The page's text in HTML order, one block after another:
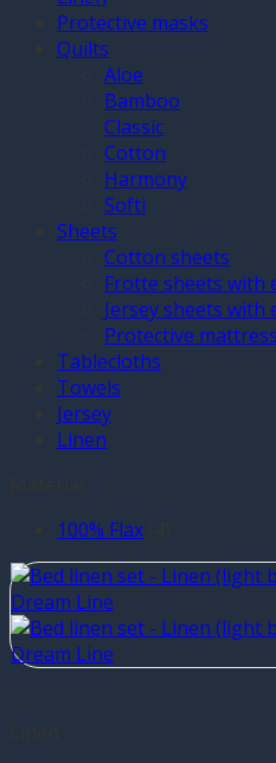
Protective masks
Quilts
Aloe
Bamboo
Classic
Cotton
Harmony
Softi
Sheets
Cotton sheets
Frotte sheets with
Jersey sheets with
Protective
Tablecloths
Towels
Jersey
Linen
100% Flax